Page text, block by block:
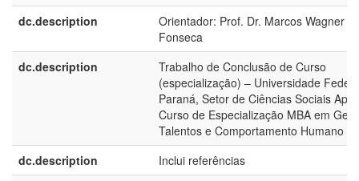
dc.description
Orientador: Prof. Dr. Marcos Wagner
Fonseca
dc.description
Trabalho de Conclusão de Curso
(especialização) – Universidade
Paraná, Setor de Ciências Sociais
Curso de Especialização MBA em
Talentos e Comportamento Humano
dc.description
Inclui referências